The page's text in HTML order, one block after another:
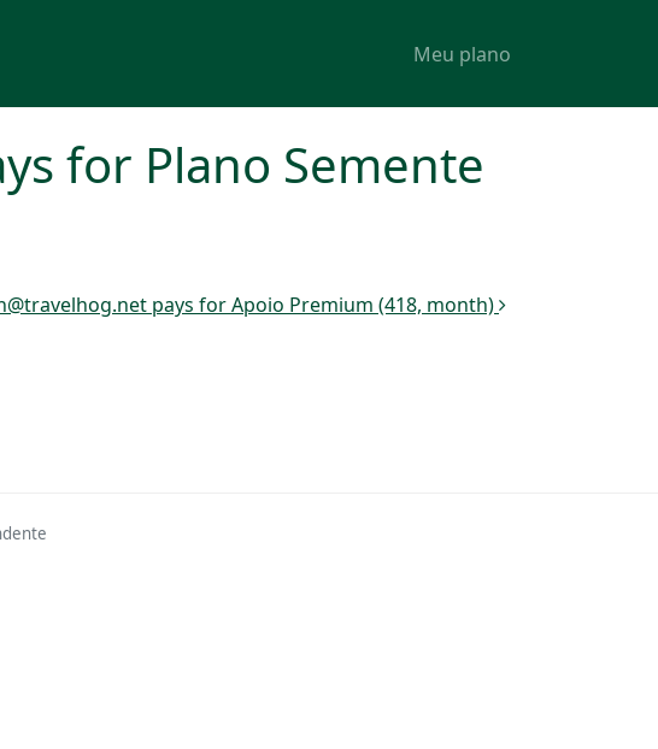
Meu plano
for Plano Semente
pays for Apoio Premium (418, month)